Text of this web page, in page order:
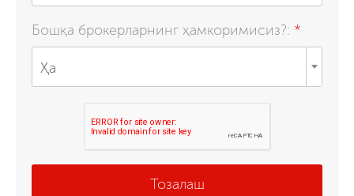
Бошқа брокерларнинг ҳамкоримисиз?: *
Ҳа
Тозалаш